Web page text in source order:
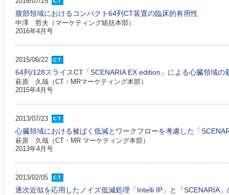
腹部領域におけるコンパクト64列CT装置の臨床的有用性
中澤 哲夫（マーケティング統括本部）
2016年4月号
2015/06/22 CT
64列/128スライスCT「SCENARIA EX edition」による心臓領域の
萩原 久哉（CT・MRマーケティング本部）
2015年4月号
2013/07/23 CT
心臓領域における被ばく低減とワークフローを考慮した「
萩原 久哉（CT・MR マーケティング本部）
2013年4月号
2013/02/05 CT
逐次近似を応用したノイズ低減処理「Intelli IP」と「SCENARIA